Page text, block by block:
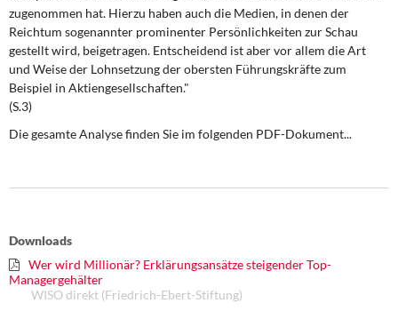
DIE LINKE
Weitere Themen
Memo-Gruppe
Institut Solidarische Moderne
Kontakt
zugenommen hat. Hierzu haben auch die Medien, in denen der
Reichtum sogenannter prominenter Persönlichkeiten zur Schau
gestellt wird, beigetragen. Entscheidend ist aber vor allem die Art
und Weise der Lohnsetzung der obersten Führungskräfte zum
Beispiel in Aktiengesellschaften."
(S.3)
Die gesamte Analyse finden Sie im folgenden PDF-Dokument...
Downloads
Wer wird Millionär? Erklärungsansätze steigender Top-
Managergehälter
WISO direkt (Friedrich-Ebert-Stiftung)